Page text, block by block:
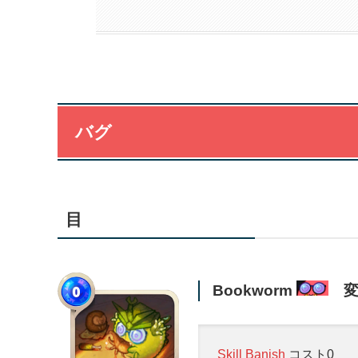
バグ
目
Bookworm 変
Skill Banish コスト0